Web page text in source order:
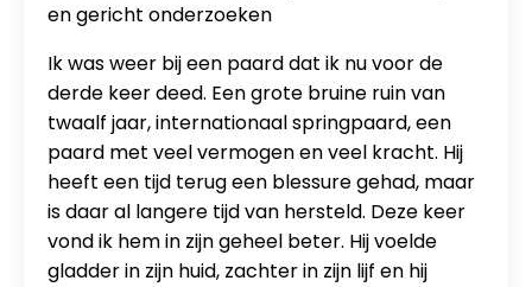
en gericht onderzoeken
Ik was weer bij een paard dat ik nu voor de
derde keer deed. Een grote bruine ruin van
twaalf jaar, internationaal springpaard, een
paard met veel vermogen en veel kracht. Hij
heeft een tijd terug een blessure gehad, maar
is daar al langere tijd van hersteld. Deze keer
vond ik hem in zijn geheel beter. Hij voelde
gladder in zijn huid, zachter in zijn lijf en hij